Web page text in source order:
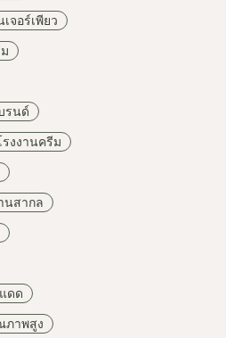
เจอร์เพียว
รนด์
รงงานครีม
นสากล
ดด
ภาพสูง